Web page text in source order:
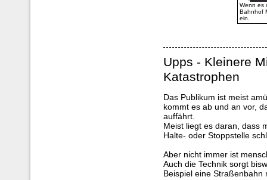
Wenn es
Bahnhof
ein.
Upps - Kleinere
Katastrophen
Das Publikum ist meist
kommt es ab und an vor,
auffährt.
Meist liegt es daran, dass
Halte- oder Stoppstelle
Aber nicht immer ist
Auch die Technik sorgt
Beispiel eine Straßenbahn